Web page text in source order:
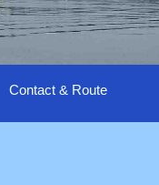
Contact & Route